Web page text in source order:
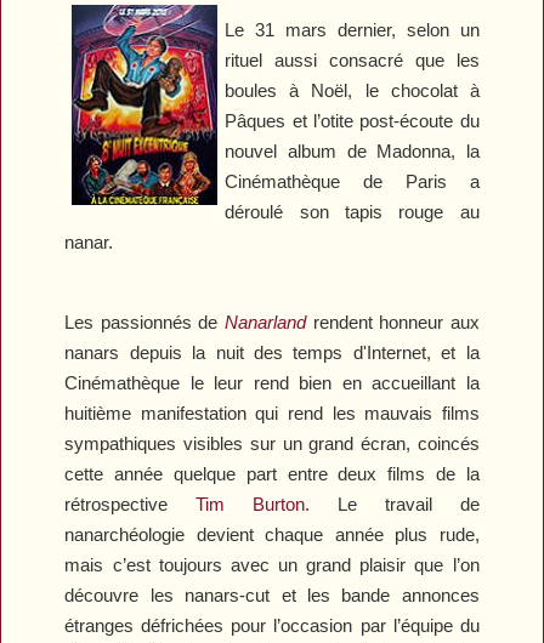
Le 31 mars dernier, selon un
rituel aussi consacré que les
boules à Noël, le chocolat à
Pâques et l’otite post-écoute du
nouvel album de Madonna, la
Cinémathèque de Paris a
déroulé son tapis rouge au
nanar.
Les passionnés de Nanarlandrendent honneur aux
nanars depuis la nuit des temps d'Internet, et la
Cinémathèque le leur rend bien en accueillant la
huitième manifestation qui rend les mauvais films
sympathiques visibles sur un grand écran, coincés
cette année quelque part entre deux films de la
rétrospectiveTim Burton. Le travail de
nanarchéologie devient chaque année plus rude,
mais c’est toujours avec un grand plaisir que l’on
découvre les nanars-cut et les bande annonces
étranges défrichées pour l’occasion par l’équipe du